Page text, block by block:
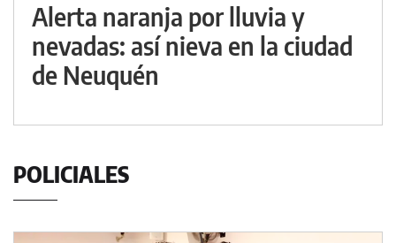
Alerta naranja por lluvia y
nevadas: así nieva en la ciudad
de Neuquén
POLICIALES